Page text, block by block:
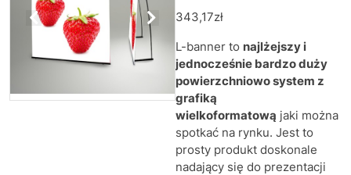
343,17zł
L-banner to najlżejszy i
jednocześnie bardzo duży
powierzchniowo system z
grafiką
wielkoformatową jaki można
spotkać na rynku. Jest to
prosty produkt doskonale
nadający się do prezentacji